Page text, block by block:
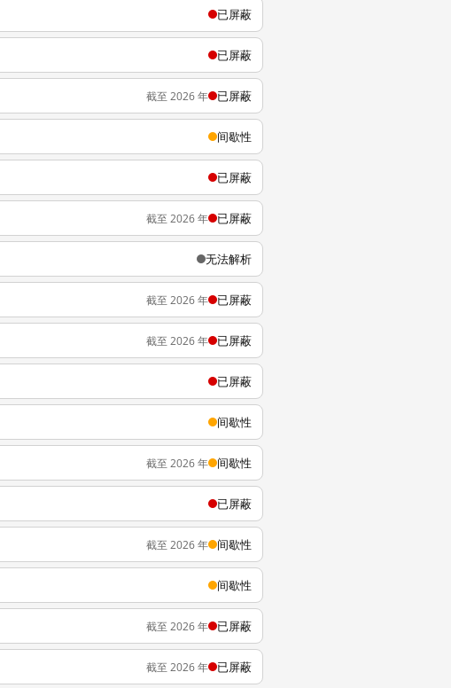
已屏蔽
已屏蔽
截至 2026 年 已屏蔽
间歇性
已屏蔽
截至 2026 年 已屏蔽
无法解析
截至 2026 年 已屏蔽
截至 2026 年 已屏蔽
已屏蔽
间歇性
截至 2026 年 间歇性
已屏蔽
截至 2026 年 间歇性
间歇性
截至 2026 年 已屏蔽
截至 2026 年 已屏蔽